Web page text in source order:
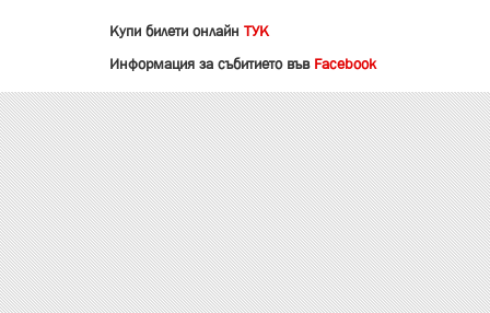
Купи билети онлайн ТУК
Информация за събитието във Facebook